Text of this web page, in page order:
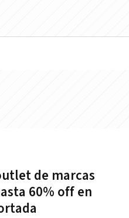
de marcas
60% off en